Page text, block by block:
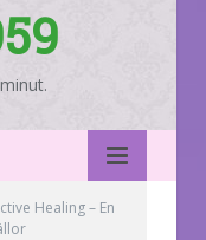
Healing – En